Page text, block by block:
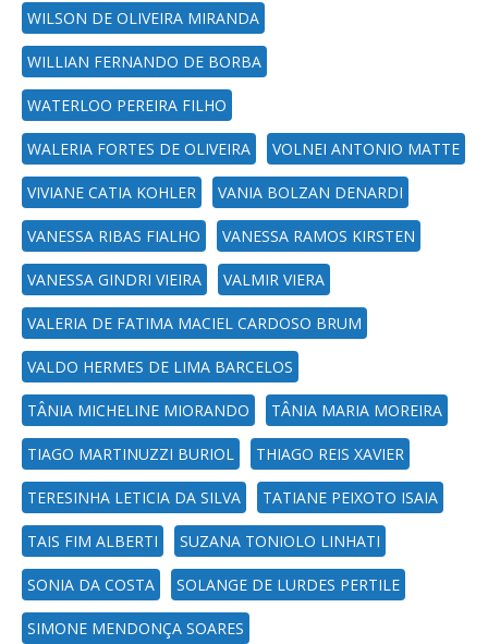
WILSON DE OLIVEIRA MIRANDA
WILLIAN FERNANDO DE BORBA
WATERLOO PEREIRA FILHO
WALERIA FORTES DE OLIVEIRA VOLNEI ANTONIO MATTE
VIVIANE CATIA KOHLER VANIA BOLZAN DENARDI
VANESSA RIBAS FIALHO VANESSA RAMOS KIRSTEN
VANESSA GINDRI VIEIRA VALMIR VIERA
VALERIA DE FATIMA MACIEL CARDOSO BRUM
VALDO HERMES DE LIMA BARCELOS
TÂNIA MICHELINE MIORANDO TÂNIA MARIA MOREIRA
TIAGO MARTINUZZI BURIOL THIAGO REIS XAVIER
TERESINHA LETICIA DA SILVA TATIANE PEIXOTO ISAIA
TAIS FIM ALBERTI SUZANA TONIOLO LINHATI
SONIA DA COSTA SOLANGE DE LURDES PERTILE
SIMONE MENDONÇA SOARES